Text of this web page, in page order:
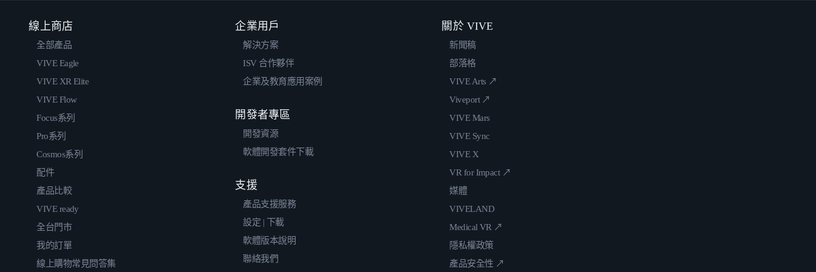
線上商店
全部產品
VIVE Eagle
VIVE XR Elite
VIVE Flow
Focus系列
Pro系列
Cosmos系列
配件
產品比較
VIVE ready
全台門市
我的訂單
線上購物常見問答集
企業用戶
解決方案
ISV 合作夥伴
企業及教育應用案例
開發者專區
開發資源
軟體開發套件下載
支援
產品支援服務
設定 | 下載
軟體版本說明
聯絡我們
關於 VIVE
新聞稿
部落格
VIVE Arts ↗
Viveport ↗
VIVE Mars
VIVE Sync
VIVE X
VR for Impact ↗
媒體
VIVELAND
Medical VR ↗
隱私權政策
產品安全性 ↗